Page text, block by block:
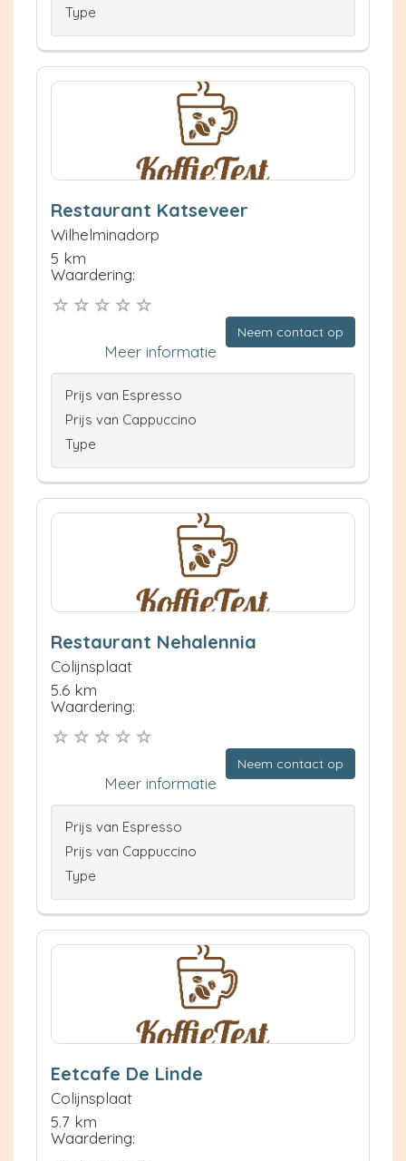
Type
Restaurant Katseveer
Wilhelminadorp
5 km
Waardering:
Neem contact op
Meer informatie
Prijs van Espresso
Prijs van Cappuccino
Type
Restaurant Nehalennia
Colijnsplaat
5.6 km
Waardering:
Neem contact op
Meer informatie
Prijs van Espresso
Prijs van Cappuccino
Type
Eetcafe De Linde
Colijnsplaat
5.7 km
Waardering: